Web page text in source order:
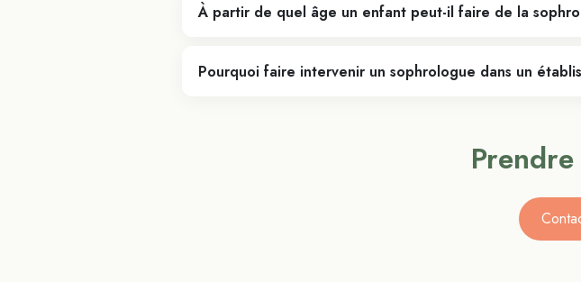
À partir de quel âge un enfant peut-il faire de la
Pourquoi faire intervenir un sophrologue dans un